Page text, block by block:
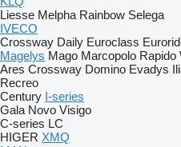
Liesse Melpha Rainbow Selega
IVECO
Crossway Daily Euroclass
Magelys Mago Marcopolo Rapido
Ares Crossway Domino Evadys
Recreo
Century I-series
Gala Novo Visigo
C-series LC
HIGER XMQ